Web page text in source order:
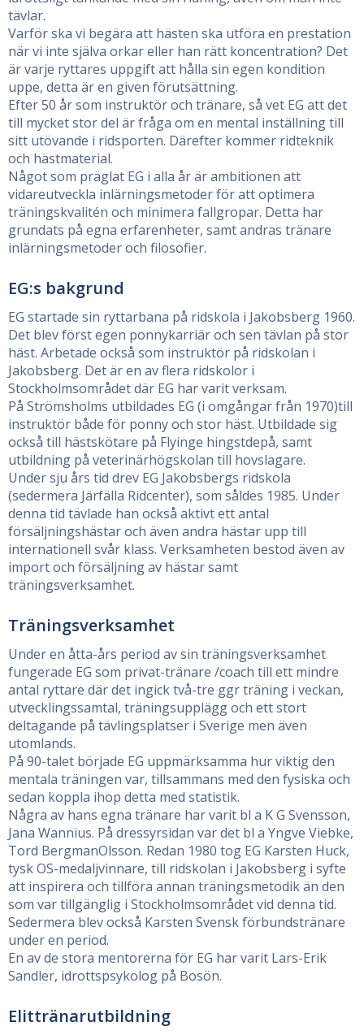
tävlar.
Varför ska vi begära att hästen ska utföra en prestation
när vi inte själva orkar eller han rätt koncentration? Det
är varje ryttares uppgift att hålla sin egen kondition
uppe, detta är en given förutsättning.
Efter 50 år som instruktör och tränare, så vet EG att det
till mycket stor del är fråga om en mental inställning till
sitt utövande i ridsporten. Därefter kommer ridteknik
och hästmaterial.
Något som präglat EG i alla år är ambitionen att
vidareutveckla inlärningsmetoder för att optimera
träningskvalitén och minimera fallgropar. Detta har
grundats på egna erfarenheter, samt andras tränare
inlärningsmetoder och filosofier.
EG:s bakgrund
EG startade sin ryttarbana på ridskola i Jakobsberg 1960.
Det blev först egen ponnykarriär och sen tävlan på stor
häst. Arbetade också som instruktör på ridskolan i
Jakobsberg. Det är en av flera ridskolor i
Stockholmsområdet där EG har varit verksam.
På Strömsholms utbildades EG (i omgångar från 1970)till
instruktör både för ponny och stor häst. Utbildade sig
också till hästskötare på Flyinge hingstdepå, samt
utbildning på veterinärhögskolan till hovslagare.
Under sju års tid drev EG Jakobsbergs ridskola
(sedermera Järfälla Ridcenter), som såldes 1985. Under
denna tid tävlade han också aktivt ett antal
försäljningshästar och även andra hästar upp till
internationell svår klass. Verksamheten bestod även av
import och försäljning av hästar samt
träningsverksamhet.
Träningsverksamhet
Under en åtta-års period av sin träningsverksamhet
fungerade EG som privat-tränare /coach till ett mindre
antal ryttare där det ingick två-tre ggr träning i veckan,
utvecklingssamtal, träningsupplägg och ett stort
deltagande på tävlingsplatser i Sverige men även
utomlands.
På 90-talet började EG uppmärksamma hur viktig den
mentala träningen var, tillsammans med den fysiska och
sedan koppla ihop detta med statistik.
Några av hans egna tränare har varit bl a K G Svensson,
Jana Wannius. På dressyrsidan var det bl a Yngve Viebke,
Tord BergmanOlsson. Redan 1980 tog EG Karsten Huck,
tysk OS-medaljvinnare, till ridskolan i Jakobsberg i syfte
att inspirera och tillföra annan träningsmetodik än den
som var tillgänglig i Stockholmsområdet vid denna tid.
Sedermera blev också Karsten Svensk förbundstränare
under en period.
En av de stora mentorerna för EG har varit Lars-Erik
Sandler, idrottspsykolog på Bosön.
Elittränarutbildning